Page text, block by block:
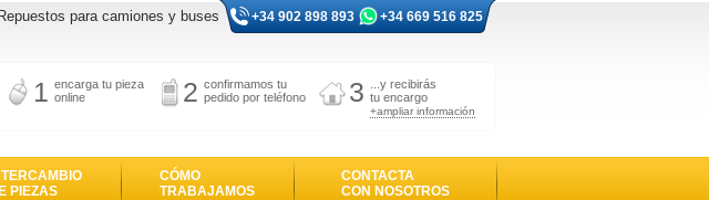
Repuestos para camiones y buses +34 902 898 893 +34 669 516 825
1 encarga tu pieza
online
2 confirmamos tu
pedido por teléfono
3
...y recibirás
tu encargo
+ampliar información
PIEZAS
CÓMO
TRABAJAMOS
CONTACTA
CON NOSOTROS